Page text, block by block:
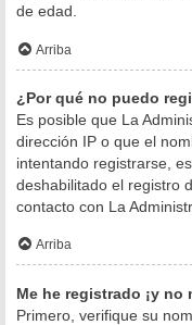
de edad.
Arriba
¿Por qué no puedo
Es posible que La
dirección IP o que el
intentando registrarse,
deshabilitado el registro
contacto con La
Arriba
Me he registrado ¡y
Primero, verifique su